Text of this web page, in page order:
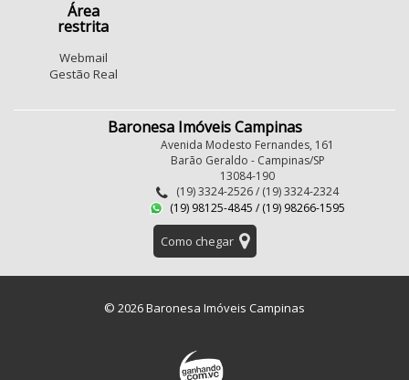
Área
restrita
Webmail
Gestão Real
Baronesa Imóveis Campinas
Avenida Modesto Fernandes, 161
Barão Geraldo - Campinas/SP
13084-190
(19) 3324-2526 / (19) 3324-2324
(19) 98125-4845 / (19) 98266-1595
Como chegar
© 2026 Baronesa Imóveis Campinas